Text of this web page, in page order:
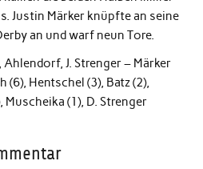
Justin Märker knüpfte an seine
an und warf neun Tore.
J. Strenger – Märker
(6), Hentschel (3), Batz (2),
Muscheika (1), D. Strenger